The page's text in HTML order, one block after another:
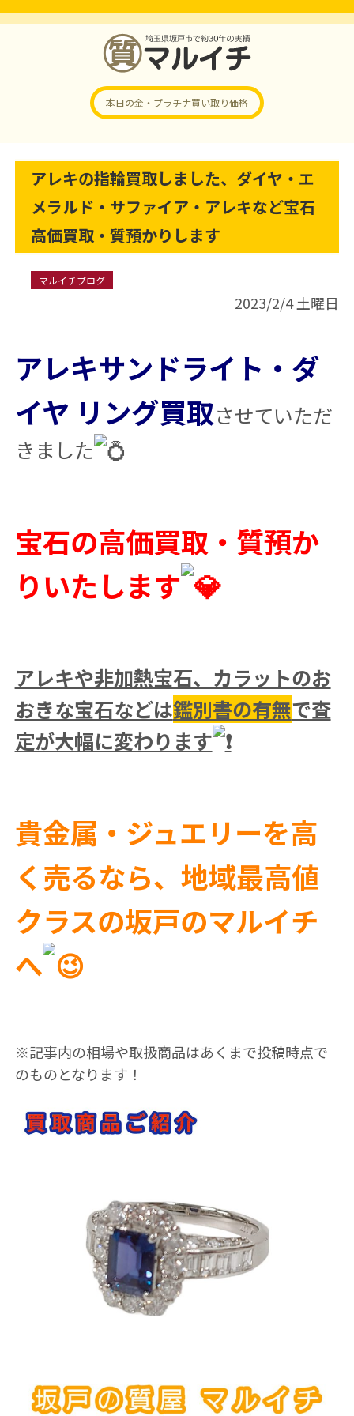
本日の金・プラチナ買い取り価格
アレキの指輪買取しました、ダイヤ・エ
メラルド・サファイア・アレキなど宝石
高価買取・質預かりします
マルイチブログ
2023/2/4 土曜日
アレキサンドライト・ダ
イヤ リング買取させていただ
きました
宝石の高価買取・質預か
りいたします
アレキや非加熱宝石、カラットのお
おきな宝石などは鑑別書の有無で査
定が大幅に変わります
貴金属・ジュエリーを高
く売るなら、地域最高値
クラスの坂戸のマルイチ
へ
※記事内の相場や取扱商品はあくまで投稿時点で
のものとなります！